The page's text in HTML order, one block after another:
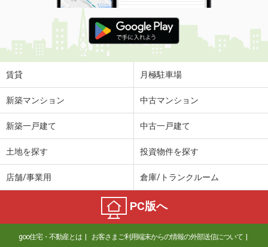
賃貸 月極駐車場
新築マンション 中古マンション
新築一戸建て 中古一戸建て
土地を探す 投資物件を探す
店舗/事業用 倉庫/トランクルーム
PC版へ
goo住宅・不動産とは お客さまご利用端末からの情報の外部送信について